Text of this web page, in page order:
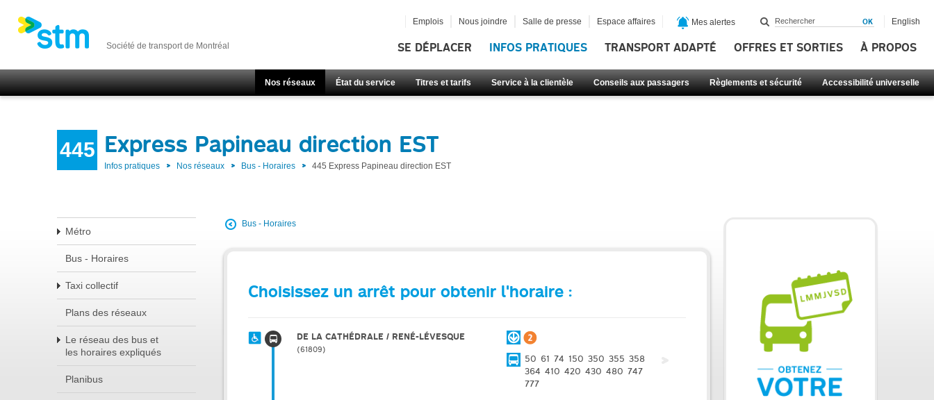
Société de transport de Montréal SE DÉPLACER INFOS PRATIQUES TRANSPORT ADAPTÉ OFFRES ET SORTIES À PROPOS
Nos réseaux État du service Titres et tarifs Service à la clientèle Conseils aux passagers Règlements et sécurité Accessibilité universelle
Emplois Nous joindre Salle de presse Espace affaires Mes alertes English
445 Express Papineau direction EST
Infos pratiques Nos réseaux Bus - Horaires 445 Express Papineau direction EST
Métro
Bus - Horaires
Taxi collectif
Plans des réseaux
Le réseau des bus et
les horaires expliqués
Planibus
Bus - Horaires
Choisissez un arrêt pour obtenir l'horaire :
DE LA CATHÉDRALE / RENÉ-LÉVESQUE
61809
50 61 74 150 350 355 358
364 410 420 430 480 747
777